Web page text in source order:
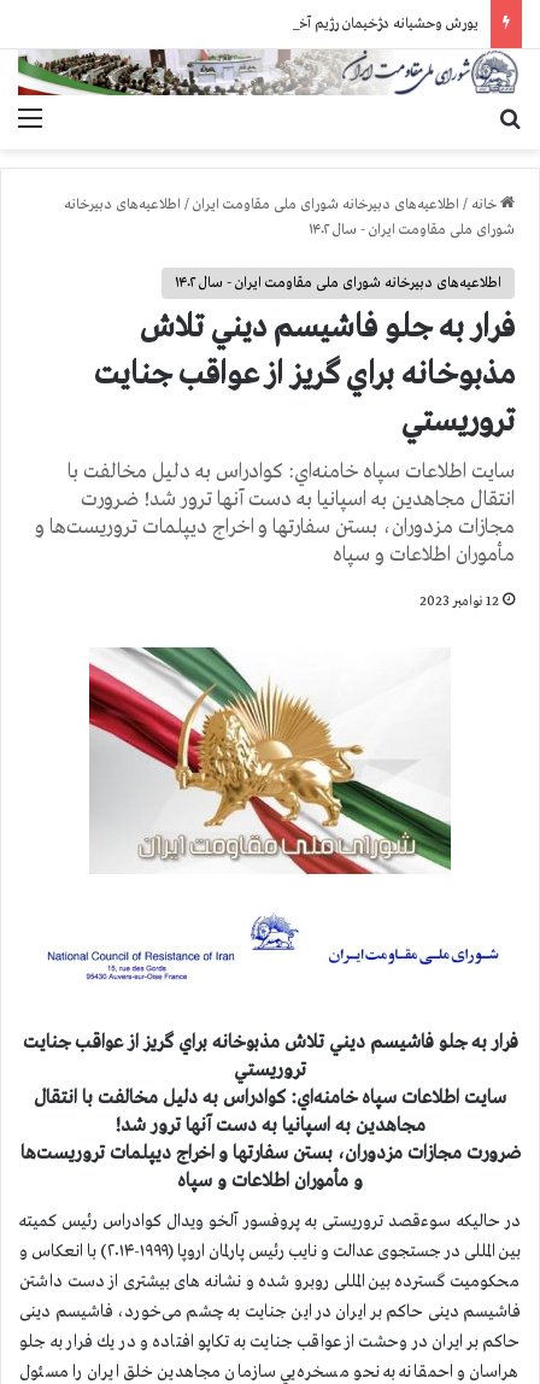
خانه / اطلاعیه‌های دبیرخانه شورای ملی مقاومت ایران/ اطلاعیه‌های دبیرخانه
شورای ملی مقاومت ایران - سال ۱۴۰۲
اطلاعیه‌های دبیرخانه شورای ملی مقاومت ایران - سال ۱۴۰۲
فرار به جلو فاشيسم ديني تلاش
مذبوخانه براي گريز از عواقب جنايت
تروريستي
سایت اطلاعات سپاه خامنه‌اي: کوادراس به دلیل مخالفت با
انتقال مجاهدین به اسپانیا به دست آنها ترور شد! ضرورت
مجازات مزدوران، بستن سفارتها و اخراج دیپلمات تروريست‌ها و
مأموران اطلاعات و سپاه
12 نوامبر 2023
فرار به جلو فاشيسم ديني تلاش مذبوخانه براي گريز از عواقب جنايت
تروريستي
سایت اطلاعات سپاه خامنه‌اي: کوادراس به دلیل مخالفت با انتقال
مجاهدین به اسپانیا به دست آنها ترور شد!
ضرورت مجازات مزدوران، بستن سفارتها و اخراج دیپلمات تروريست‌ها
و مأموران اطلاعات و سپاه
در حالیکه سوءقصد تروریستی به پروفسور آلخو ویدال کوادراس رئیس کمیته
بین المللی در جستجوی عدالت و نایب رئیس پارلمان اروپا (۱۹۹۹-۲۰۱۴) با انعکاس و
محکومیت گسترده بین المللی روبرو شده و نشانه های بیشتری از دست داشتن
فاشیسم دینی حاکم بر ایران در این جنایت به چشم می‌خورد، فاشیسم دینی
حاکم بر ایران در وحشت از عواقب جنايت به تکاپو افتاده و در يك فرار به جلو
هراسان و احمقانه به نحو مسخره‌يي سازمان مجاهدین خلق ایران را مسئول